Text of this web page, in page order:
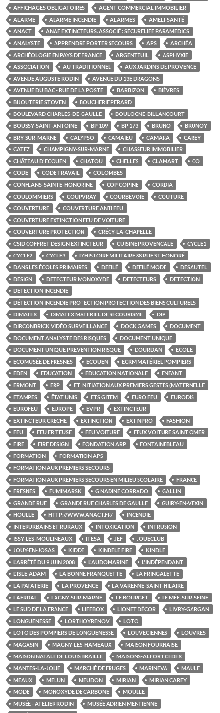
AFFICHAGES OBLIGATOIRES
AGENT COMMERCIAL IMMOBILIER
ALARME
ALARME INCENDIE ALARMES
AMELI-SANTÉ
ANACT
ANAF EXTINCTEURS. ASSOCIÉ : SECURELIFE PARAMEDICS
ANALYSTE
APPRENDRE PORTER SECOURS APS
ARCHÉA
ARCHÉOLOGIE EN PAYS DE FRANCE
ARGENTEUIL
ASPHYXIE
ASSOCIATION
AU TRADITIONNEL
AUX JARDINS DE PROVENCE
AVENUE AUGUSTE RODIN
AVENUE DU 13E DRAGONS
AVENUE DU BAC - RUE DE LA POSTE
BARBIZON
BIÈVRES
BIJOUTERIE STOVEN
BOUCHERIE PERARD
BOULEVARD CHARLES-DE-GAULLE
BOULOGNE-BILLANCOURT
BOUSSY-SAINT-ANTOINE
BP 109 BP 173 BRUNO
BRUNOY
BRY-SUR-MARNE
CALYPSO CAMAÏEU CAMARA
CAREY
CATEZ
CHAMPIGNY-SUR-MARNE
CHASSEUR IMMOBILIER
CHÂTEAU D'ECOUEN
CHATOU CHELLES CLAMART
CO
CODE
CODE TRAVAIL
COLOMBES
CONFLANS-SAINTE-HONORINE
COP COPINE
CORDIA
COULOMMIERS
COUPVRAY COURBEVOIE
COUTURE
COUVERTURE
COUVERTURE ANTI FEU
COUVERTURE EXTINCTION FEU DE VOITURE
COUVERTURE PROTECTION
CRÉCY-LA-CHAPELLE
CSID COFFRET DESIGN EXTINCTEUR
CUISINE PROVENCALE
CYCLE1
CYCLE2
CYCLE3
D'HISTOIRE MILITAIRE 88 RUE ST HONORÉ
DANS LES ÉCOLES PRIMAIRES
DEFILÉ DEFILÉ MODE
DESAUTEL
DESIGN
DETECTEUR MONOXYDE DETECTEURS
DETECTION
DETECTION INCENDIE
DÉTECTION INCENDIE PROTECTION PROTECTION DES BIENS CULTURELS
DIMATEX
DIMATEX MATERIEL DE SECOURISME
DIP
DIRCONBRICK VIDÉO SURVEILLANCE
DOCK GAMES
DOCUMENT
DOCUMENT ANALYSTE DES RISQUES
DOCUMENT UNIQUE
DOCUMENT UNIQUE PREVENTION RISQUE
DOURDAN
ECOLE
ECOMUSÉE DE FRESNES
ECOUEN
ECRM MATÉRIEL POMPIERS
EDEN
EDUCATION EDUCATION NATIONALE
ENFANT
ERMONT
ERP
ET INITIATION AUX PREMIERS GESTES (MATERNELLE
ETAMPES
ÊTAT UNIS ETS GITEM EURO FEU
EURODIS
EUROFEU
EUROPE EVPR
EXTINCTEUR
EXTINCTEUR CRECHE
EXTINCTION EXTINPRO
FASHION
FEU
FEU FRITEUSE FEU VOITURE
FEUX VOITURE SAINT OMER
FIRE
FIRE DESIGN FONDATION ARP
FONTAINEBLEAU
FORMATION
FORMATION APS
FORMATION AUX PREMIERS SECOURS
FORMATION AUX PREMIERS SECOURS EN MILIEU SCOLAIRE
FRANCE
FRESNES
FUMIMARSK G NADINE CORRADO
GALLIN
GRANDE RUE
GRANDE RUE CHARLES DE GAULLE
GUIRY-EN-VEXIN
HOULLE
HTTP://WWW.ANACT.FR/
INCENDIE
INTERURBAINS ET RURAUX
INTOXICATION
INTRUSION
ISSY-LES-MOULINEAUX
ITESA JEF
JOUECLUB
JOUY-EN-JOSAS
KIDDE KINDELE FIRE
KINDLE
L'ARRÊTÉ DU 9 JUIN 2008
L'AUDOMARINE
L'INDÉPENDANT
L'ISLE-ADAM
LA BONNE FRANQUETTE
LA FRINGALETTE
LA PATATERIE
LA PROVENCE
LA VARENNE-SAINT-HILAIRE
LAERDAL
LAGNY-SUR-MARNE LE BOURGET
LE MÉE-SUR-SEINE
LE SUD DE LA FRANCE
LIFEBOX LIONET DÉCOR
LIVRY-GARGAN
LONGUENESSE
LORTHOYRENOV
LOTO
LOTO DES POMPIERS DE LONGUENESSE
LOUVECIENNES
LOUVRES
MAGASIN
MAGNY-LES-HAMEAUX
MAISON FOURNAISE
MAISON NATALE DE LOUIS BRAILLE
MAISONS-ALFORT CEDEX
MANTES-LA-JOLIE
MARCHÉ DE FRUGES MARINEVA
MAULE
MEAUX
MELUN MEUDON MIRIAN
MIRIAN CAREY
MODE
MONOXYDE DE CARBONE
MOULLE
MUSÉE - ATELIER RODIN
MUSÉE ADRIEN MENTIENNE